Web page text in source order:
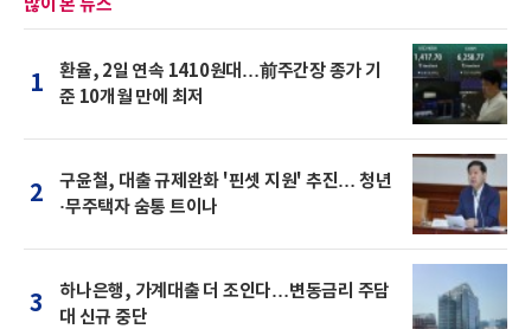
많이 본 뉴스
1
환율, 2일 연속 1410원대…前주간장 종가 기
준 10개월 만에 최저
2
구윤철, 대출 규제완화 '핀셋 지원' 추진… 청년
·무주택자 숨통 트이나
3
하나은행, 가계대출 더 조인다…변동금리 주담
대 신규 중단